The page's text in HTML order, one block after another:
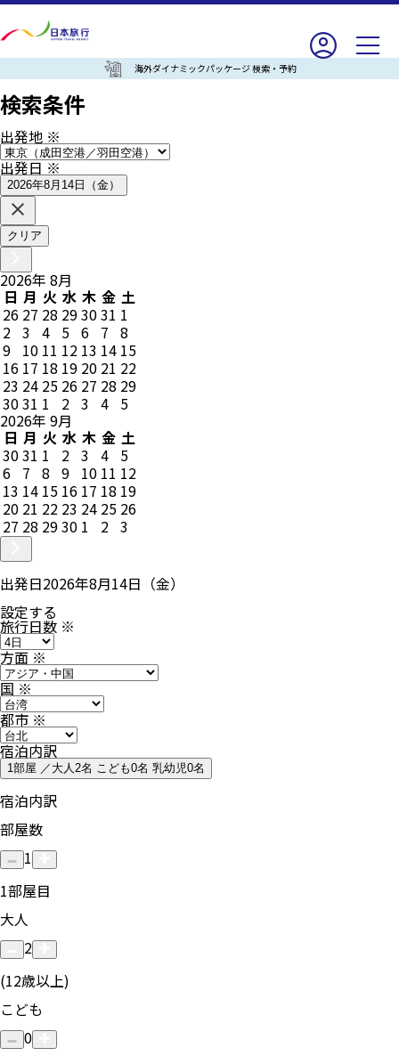
海外ダイナミックパッケージ 検索・予約
検索条件
出発地 ※
出発日※
2026年8月14日（金）
クリア
2026年 8月
日 月 火 水 木 金 土
26 27 28 293031 1
2 3 4 5 6 7 8
9 10 11 12 13 14 15
16 17 18 19 20 21 22
23 24 25 26 27 28 29
3031 1 2 3 4 5
2026年 9月
日 月 火 水 木 金 土
3031 1 2 3 4 5
6 7 8 9 10 11 12
13 14 15 16 17 18 19
20 21 22 23 24 25 26
27 28 2930 1 2 3
出発日2026年8月14日（金）
設定する
旅行日数 ※
方面※
国※
都市※
宿泊内訳
1部屋 ／大人2名 こども0名 乳幼児0名
宿泊内訳
部屋数
1
1部屋目
大人
2
(12歳以上)
こども
0